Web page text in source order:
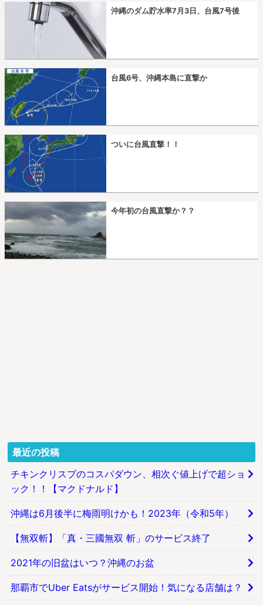
沖縄のダム貯水率7月3日、台風7号後
台風6号、沖縄本島に直撃か
ついに台風直撃！！
今年初の台風直撃か？？
最近の投稿
チキンクリスプのコスパダウン、相次ぐ値上げで超ショ
ック！！【マクドナルド】
沖縄は6月後半に梅雨明けかも！2023年（令和5年）
【無双斬】「真・三國無双 斬」のサービス終了
2021年の旧盆はいつ？沖縄のお盆
那覇市でUber Eatsがサービス開始！気になる店舗は？